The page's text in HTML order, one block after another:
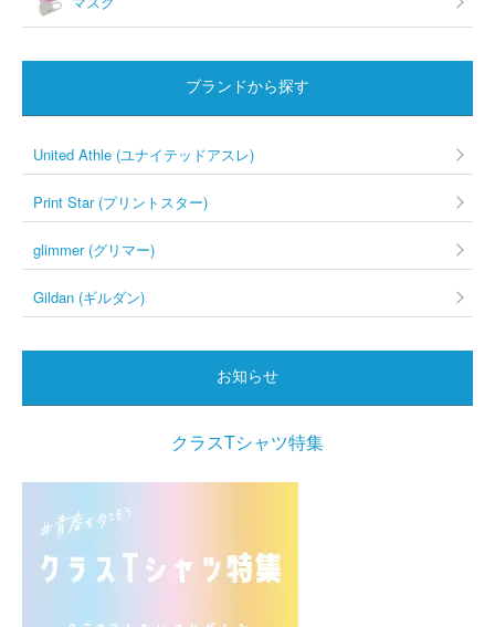
ブランドから探す
United Athle (ユナイテッドアスレ)
Print Star (プリントスター)
glimmer (グリマー)
Gildan (ギルダン)
お知らせ
クラスTシャツ特集